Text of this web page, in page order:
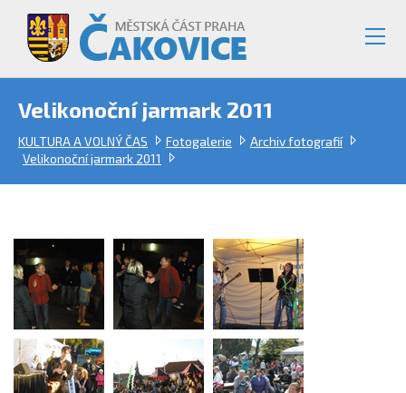
Velikonoční jarmark 2011
KULTURA A VOLNÝ ČAS Fotogalerie
Archiv fotografií
Velikonoční jarmark 2011